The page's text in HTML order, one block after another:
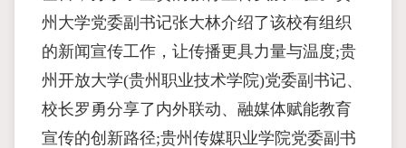
州大学党委副书记张大林介绍了该校有组织
的新闻宣传工作，让传播更具力量与温度;贵
州开放大学(贵州职业技术学院)党委副书记、
校长罗勇分享了内外联动、融媒体赋能教育
宣传的创新路径;贵州传媒职业学院党委副书